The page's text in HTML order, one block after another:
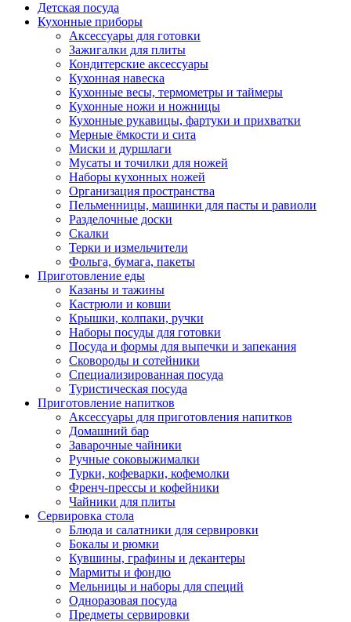
Детская посуда
Кухонные приборы
Аксессуары для готовки
Зажигалки для плиты
Кондитерские аксессуары
Кухонная навеска
Кухонные весы, термометры и таймеры
Кухонные ножи и ножницы
Кухонные рукавицы, фартуки и прихватки
Мерные ёмкости и сита
Миски и дуршлаги
Мусаты и точилки для ножей
Наборы кухонных ножей
Организация пространства
Пельменницы, машинки для пасты и равиоли
Разделочные доски
Скалки
Терки и измельчители
Фольга, бумага, пакеты
Приготовление еды
Казаны и тажины
Кастрюли и ковши
Крышки, колпаки, ручки
Наборы посуды для готовки
Посуда и формы для выпечки и запекания
Сковороды и сотейники
Специализированная посуда
Туристическая посуда
Приготовление напитков
Аксессуары для приготовления напитков
Домашний бар
Заварочные чайники
Ручные соковыжималки
Турки, кофеварки, кофемолки
Френч-прессы и кофейники
Чайники для плиты
Сервировка стола
Блюда и салатники для сервировки
Бокалы и рюмки
Кувшины, графины и декантеры
Мармиты и фондю
Мельницы и наборы для специй
Одноразовая посуда
Предметы сервировки